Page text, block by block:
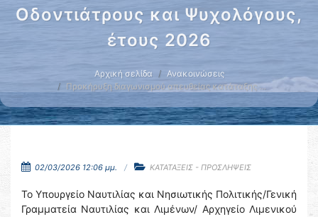
Οδοντιάτρους και Ψυχολόγους,
έτους 2026
Αρχική σελίδα
Ανακοινώσεις
Προκήρυξη διαγωνισμού απευθείας κατάταξης …
02/03/2026 12:06 μμ. ΚΑΤΑΤΑΞΕΙΣ - ΠΡΟΣΛΗΨΕΙΣ
Το Υπουργείο Ναυτιλίας και Νησιωτικής Πολιτικής/Γενική
Γραμματεία Ναυτιλίας και Λιμένων/ Αρχηγείο Λιμενικού